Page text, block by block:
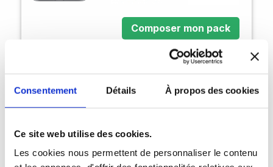
Consentement Détails À propos des cookies
Ce site web utilise des cookies.
Les cookies nous permettent de personnaliser le contenu
Composer mon pack